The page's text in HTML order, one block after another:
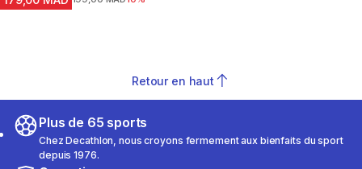
Retour en haut
Plus de 65 sports
Chez Decathlon, nous croyons fermement aux bienfaits du sport
depuis 1976.